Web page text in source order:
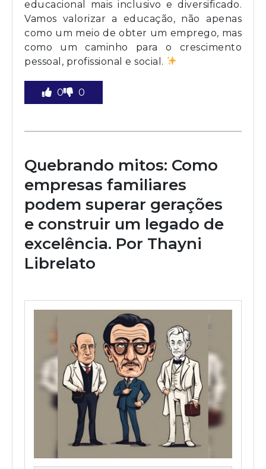
educacional mais inclusivo e diversificado.
Vamos valorizar a educação, não apenas
como um meio de obter um emprego, mas
como um caminho para o crescimento
pessoal, profissional e social.
0 0
Quebrando mitos: Como
empresas familiares
podem superar gerações
e construir um legado de
excelência. Por Thayni
Librelato